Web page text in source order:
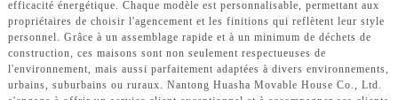
efficacité énergétique. Chaque modèle est personnalisable, permettant aux
propriétaires de choisir l'agencement et les finitions qui reflètent leur style
personnel. Grâce à un assemblage rapide et à un minimum de déchets de
construction, ces maisons sont non seulement respectueuses de
l'environnement, mais aussi parfaitement adaptées à divers environnements,
urbains, suburbains ou ruraux. Nantong Huasha Movable House Co., Ltd.